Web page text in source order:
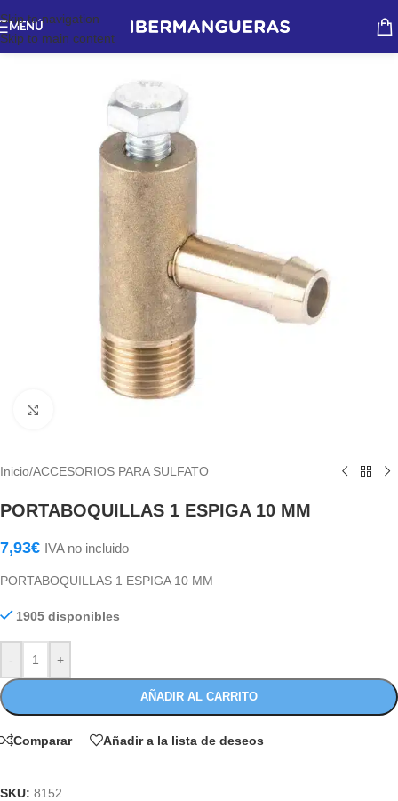
Skip to navigation
Skip to main content
MENÚ
Inicio/ACCESORIOS PARA SULFATO
PORTABOQUILLAS 1 ESPIGA 10 MM
7,93€ IVA no incluido
PORTABOQUILLAS 1 ESPIGA 10 MM
1905 disponibles
- +
AÑADIR AL CARRITO
Comparar Añadir a la lista de deseos
SKU: 8152